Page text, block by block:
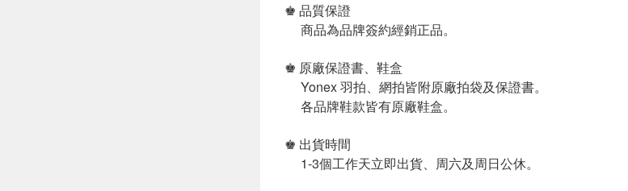
♚ 品質保證
商品為品牌簽約經銷正品。
♚ 原廠保證書、鞋盒
Yonex 羽拍、網拍皆附原廠拍袋及保證書。
各品牌鞋款皆有原廠鞋盒。
♚ 出貨時間
1-3個工作天立即出貨、周六及周日公休。